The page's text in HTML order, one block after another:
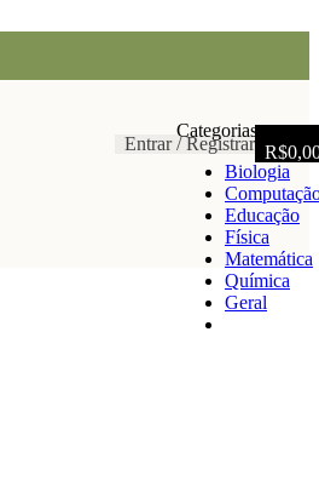
Entrar / Registrar R$
Categorias
Biologia
Educação
Física
Matemática
Química
Geral